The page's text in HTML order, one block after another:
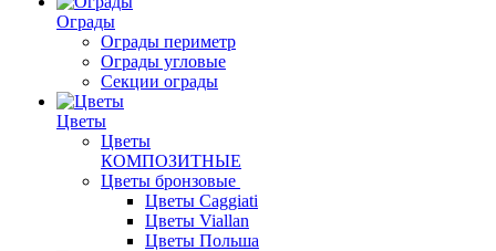
Ограды
Ограды периметр
Ограды угловые
Секции ограды
Цветы
Цветы
КОМПОЗИТНЫЕ
Цветы бронзовые
Цветы Caggiati
Цветы Viallan
Цветы Польша